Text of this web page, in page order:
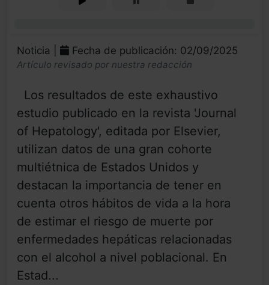
Noticia | Fecha de publicación: 02/09/2025
Artículo revisado por nuestra redacción
Los resultados de este exhaustivo
estudio publicado en la revista 'Journal
of Hepatology', editada por Elsevier,
utilizan datos de una gran cohorte
multiétnica de Estados Unidos y
destacan la importancia de tener en
cuenta otros hábitos de vida a la hora
de estimar el riesgo de muerte por
enfermedades hepáticas relacionadas
con el alcohol a nivel poblacional. En
Estad...